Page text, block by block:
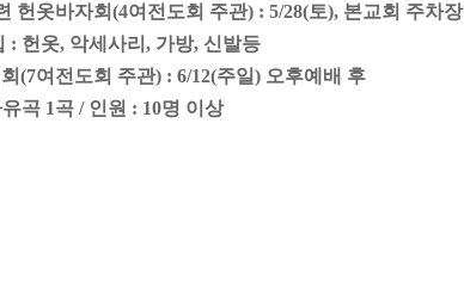
헌옷바자회(4여전도회 주관) : 5/28(토), 본교회 주차장
: 헌옷, 악세사리, 가방, 신발등
전도회 주관) : 6/12(주일) 오후예배 후
곡 1곡 / 인원 : 10명 이상